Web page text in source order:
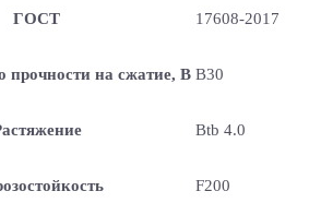
ГОСТ 17608-2017
прочности на сжатие, В B30
Btb 4.0
F200